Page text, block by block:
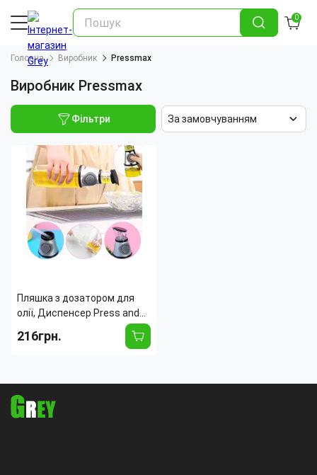
0
Головна Виробник Pressmax
Виробник Pressmax
Фільтри За замовчуванням
Пляшка з дозатором для
олії, Диспенсер Press and
216грн.
Количество емкостей: